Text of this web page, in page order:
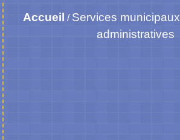
Accueil / Services municipaux
administratives